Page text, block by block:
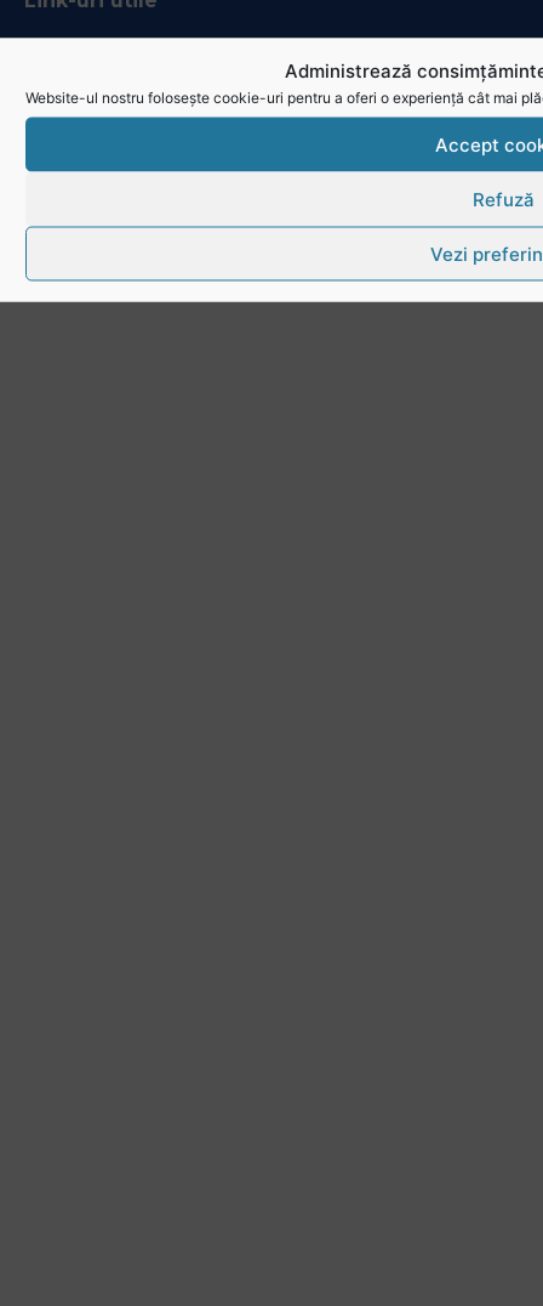
Administrează
Website-ul nostru folosește cookie-uri pentru a oferi o experiență cât mai
Accept
Refuză
Vezi
Politica de utilizare cookies